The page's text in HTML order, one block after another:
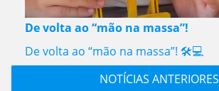
De volta ao “mão na massa”!
De volta ao “mão na massa”! 🛠️💻
NOTÍCIAS ANTERIORES